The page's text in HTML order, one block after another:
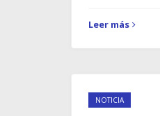
Leer más
NOTICIA